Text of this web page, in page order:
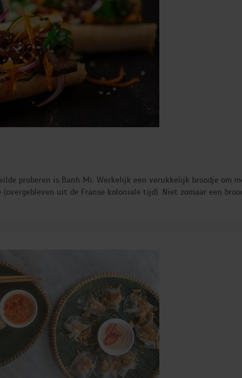
proberen is Banh Mi. Werkelijk een verukkelijk broodje om
uit de Franse koloniale tijd). Niet zomaar een